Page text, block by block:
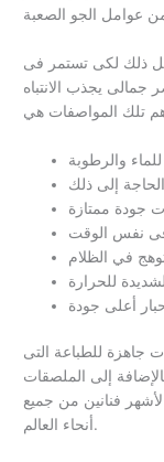
ذلك لكى تستمر فى
جمالى يجذب الانتباه
جاهزة للطباعة التى
إلى الملصقات
فنانين من جميع
أنحاء العالم.